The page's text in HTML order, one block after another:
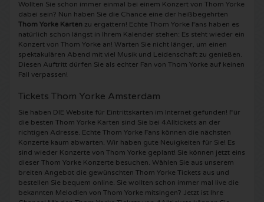
5 Seconds of Summer Karten
Simple Minds Karten
Toto Karten
UB 40 Karten
De Amsterdamse Zomer karten
Normaal Karten
Louis Tomlinson Karten
Pinkpop karten
Dance Valley Karten
Intents Karten
Valhalla Karten
OH MY Karten
Kralingse Bos Festival
WOO HAH Karten
Crazyland Karten
Hardcore4life Karten
Shockerz Karten
Swedish House Mafia Karten
Charlotte de Witte Karten
909 Karten
Verknipt Karten
Wollten Sie schon immer einmal bei einem Konzert von Thom Yorke
dabei sein? Nun haben Sie die Chance eine der heißbegehrten
Thom Yorke Karten zu ergattern! Echte Thom Yorke Fans haben es
natürlich schon längst in Ihrem Kalender stehen: Es steht wieder ein
Konzert von Thom Yorke an! Warten Sie nicht länger, um einen
spektakulären Abend mit viel Musik und Leidenschaft zu genießen.
Diesen Auftritt dürfen Sie als echter Fan von Thom Yorke auf keinen
Fall verpassen!
Tickets Thom Yorke Amsterdam
Sie haben DIE Website für Eintrittskarten im Internet gefunden! Für
die besten Thom Yorke Karten sind Sie bei 4Alltickets an der
richtigen Adresse. Echte Thom Yorke Fans können die nächsten
Konzerte kaum abwarten. Wir haben gute Neuigkeiten für Sie! Es
sind wieder Konzerte von Thom Yorke geplant! Sie können jetzt eins
dieser Thom Yorke Konzerte besuchen. Wählen Sie aus unserem
breiten Angebot die gewünschten Thom Yorke Tickets aus und
bestellen Sie bequem online. Sie wollten schon immer mal live die
bekannten Melodien von Thom Yorke mitsingen? Jetzt ist Ihre